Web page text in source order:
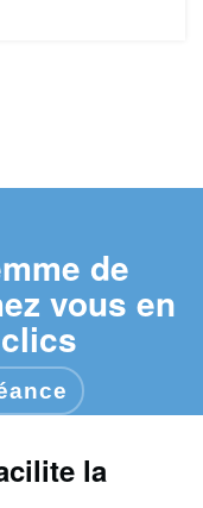
de
vous en
la